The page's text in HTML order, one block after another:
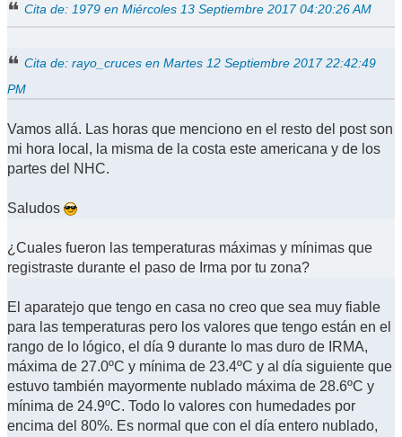
Cita de: 1979 en Miércoles 13 Septiembre 2017 04:20:26 AM
Cita de: rayo_cruces en Martes 12 Septiembre 2017 22:42:49
PM
Vamos allá. Las horas que menciono en el resto del post son
mi hora local, la misma de la costa este americana y de los
partes del NHC.
Saludos
¿Cuales fueron las temperaturas máximas y mínimas que
registraste durante el paso de Irma por tu zona?
El aparatejo que tengo en casa no creo que sea muy fiable
para las temperaturas pero los valores que tengo están en el
rango de lo lógico, el día 9 durante lo mas duro de IRMA,
máxima de 27.0ºC y mínima de 23.4ºC y al día siguiente que
estuvo también mayormente nublado máxima de 28.6ºC y
mínima de 24.9ºC. Todo lo valores con humedades por
encima del 80%. Es normal que con el día entero nublado,